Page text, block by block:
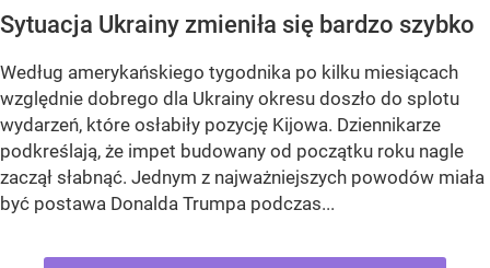
Sytuacja Ukrainy zmieniła się bardzo szybko
Według amerykańskiego tygodnika po kilku miesiącach
względnie dobrego dla Ukrainy okresu doszło do splotu
wydarzeń, które osłabiły pozycję Kijowa. Dziennikarze
podkreślają, że impet budowany od początku roku nagle
zaczął słabnąć. Jednym z najważniejszych powodów miała
być postawa Donalda Trumpa podczas...